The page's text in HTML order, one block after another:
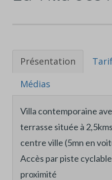
Présentation
Médias
Villa contemporaine
terrasse située à
centre ville (5mn en
Accès par piste
proximité